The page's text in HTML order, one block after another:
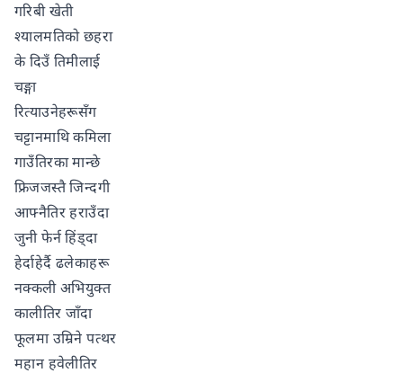
गरिबी खेती
श्यालमतिको छहरा
के दिउँ तिमीलाई
चङ्गा
रित्याउनेहरूसँग
चट्टानमाथि कमिला
गाउँतिरका मान्छे
फ्रिजजस्तै जिन्दगी
आफ्नैतिर हराउँदा
जुनी फेर्न हिंड्दा
हेर्दाहेर्दै ढलेकाहरू
नक्कली अभियुक्त
कालीतिर जाँदा
फूलमा उम्रिने पत्थर
महान हवेलीतिर